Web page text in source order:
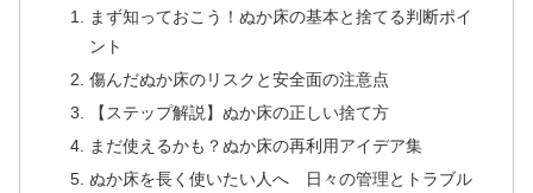
まず知っておこう！ぬか床の基本と捨てる判断ポイ
ント
傷んだぬか床のリスクと安全面の注意点
【ステップ解説】ぬか床の正しい捨て方
まだ使えるかも？ぬか床の再利用アイデア集
ぬか床を長く使いたい人へ 日々の管理とトラブル